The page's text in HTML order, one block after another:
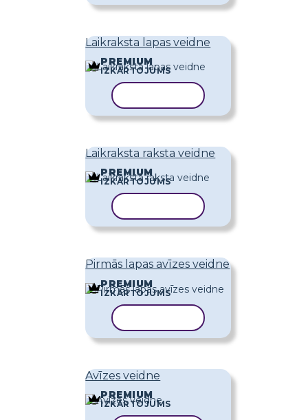
Laikraksta lapas veidne
PREMIUM
IZKĀRTOJUMS
Laikraksta raksta veidne
PREMIUM
IZKĀRTOJUMS
Pirmās lapas avīzes veidne
PREMIUM
IZKĀRTOJUMS
Avīzes veidne
PREMIUM
IZKĀRTOJUMS